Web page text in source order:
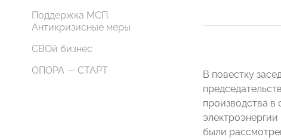
Поддержка МСП.
Антикризисные меры
СВОй бизнес
ОПОРА — СТАРТ
В повестку
производства в
были